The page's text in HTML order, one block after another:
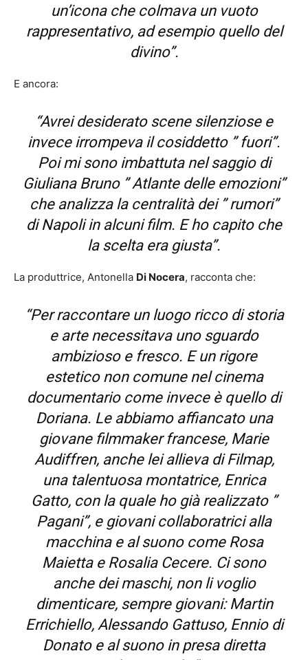
un’icona che colmava un vuoto
rappresentativo, ad esempio quello del
divino”.
E ancora:
“Avrei desiderato scene silenziose e
invece irrompeva il cosiddetto ” fuori”.
Poi mi sono imbattuta nel saggio di
Giuliana Bruno ” Atlante delle emozioni”
che analizza la centralità dei ” rumori”
di Napoli in alcuni film. E ho capito che
la scelta era giusta”.
La produttrice, Antonella Di Nocera, racconta che:
“Per raccontare un luogo ricco di storia
e arte necessitava uno sguardo
ambizioso e fresco. E un rigore
estetico non comune nel cinema
documentario come invece è quello di
Doriana. Le abbiamo affiancato una
giovane filmmaker francese, Marie
Audiffren, anche lei allieva di Filmap,
una talentuosa montatrice, Enrica
Gatto, con la quale ho già realizzato ”
Pagani”, e giovani collaboratrici alla
macchina e al suono come Rosa
Maietta e Rosalia Cecere. Ci sono
anche dei maschi, non li voglio
dimenticare, sempre giovani: Martin
Errichiello, Alessando Gattuso, Ennio di
Donato e al suono in presa diretta